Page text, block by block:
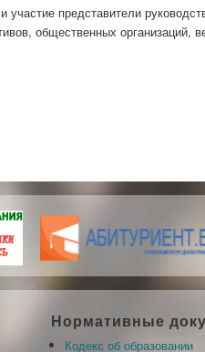
участие представители
общественных
Нормативные
Кодекс об образовании